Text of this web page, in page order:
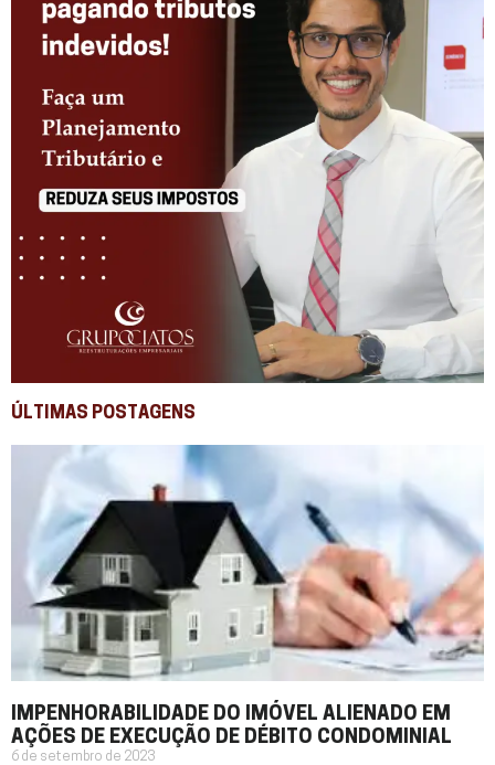
ÚLTIMAS POSTAGENS
IMPENHORABILIDADE DO IMÓVEL ALIENADO EM
AÇÕES DE EXECUÇÃO DE DÉBITO CONDOMINIAL
6 de setembro de 2023